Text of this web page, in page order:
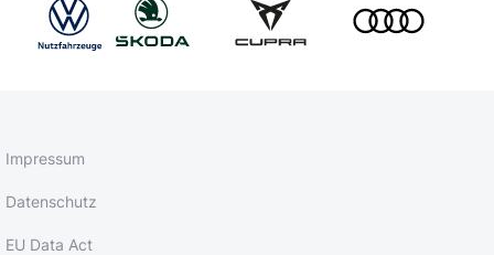
Impressum
Datenschutz
EU Data Act